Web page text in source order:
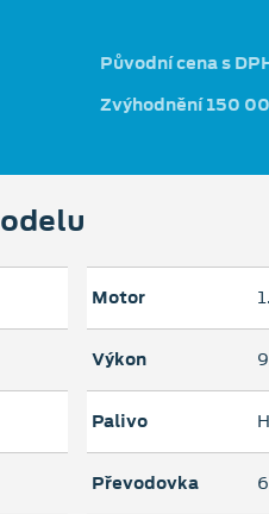
Původní cena s
Zvýhodnění 150
Motor
Výkon
Palivo
Převodovka